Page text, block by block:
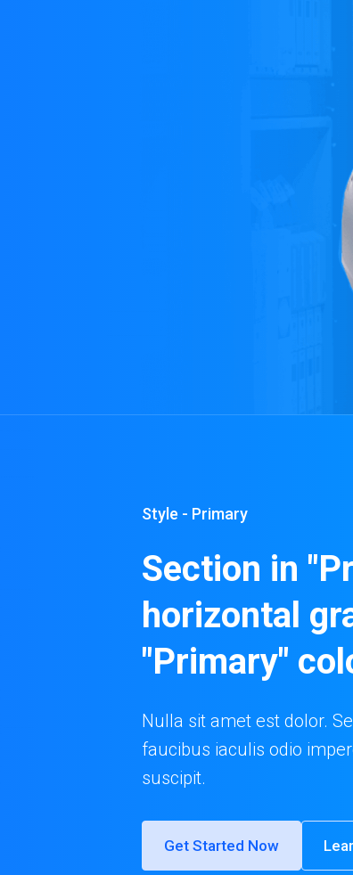
Style - Primary
Section in
horizontal
"Primary"
Nulla sit amet est dolor.
faucibus iaculis odio
suscipit.
Get Started Now